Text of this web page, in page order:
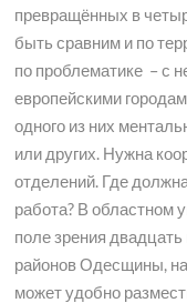
превращённых в
быть сравним и по
по проблематике – с
европейскими
одного из них
или других. Нужна
отделений. Где
работа? В областном
поле зрения
районов Одесщины, на
может удобно